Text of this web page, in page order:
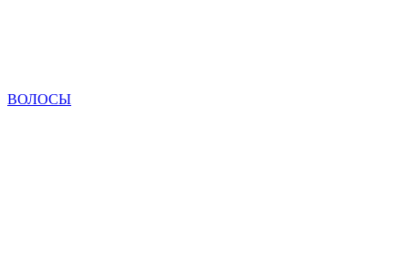
ВОЛОСЫ